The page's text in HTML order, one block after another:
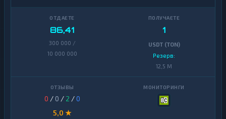
86,41
300 000 /
10 000 000
1
USDT (TON)
Резерв:
12,5 M
0 / 0 / 2 /0
5,0 ★